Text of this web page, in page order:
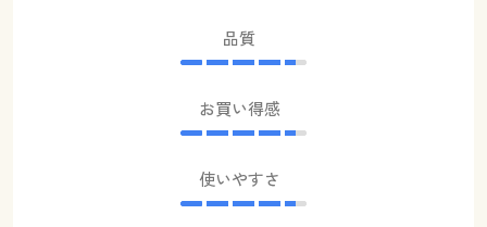
品質
お買い得感
使いやすさ